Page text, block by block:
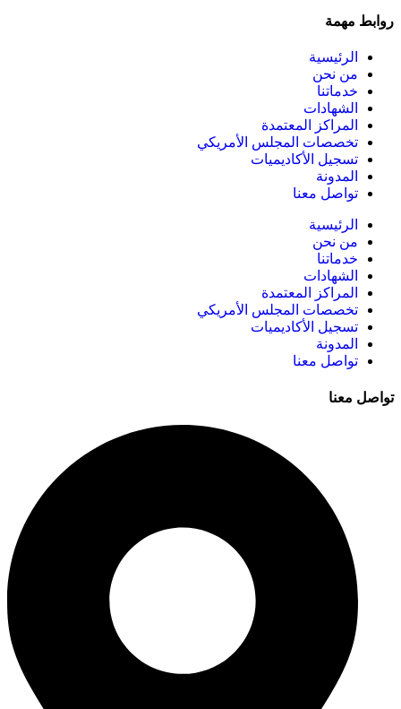
روابط مهمة
الرئيسية
من نحن
خدماتنا
الشهادات
المراكز المعتمدة
تخصصات المجلس الأمريكي
تسجيل الأكاديميات
المدونة
تواصل معنا
الرئيسية
من نحن
خدماتنا
الشهادات
المراكز المعتمدة
تخصصات المجلس الأمريكي
تسجيل الأكاديميات
المدونة
تواصل معنا
تواصل معنا